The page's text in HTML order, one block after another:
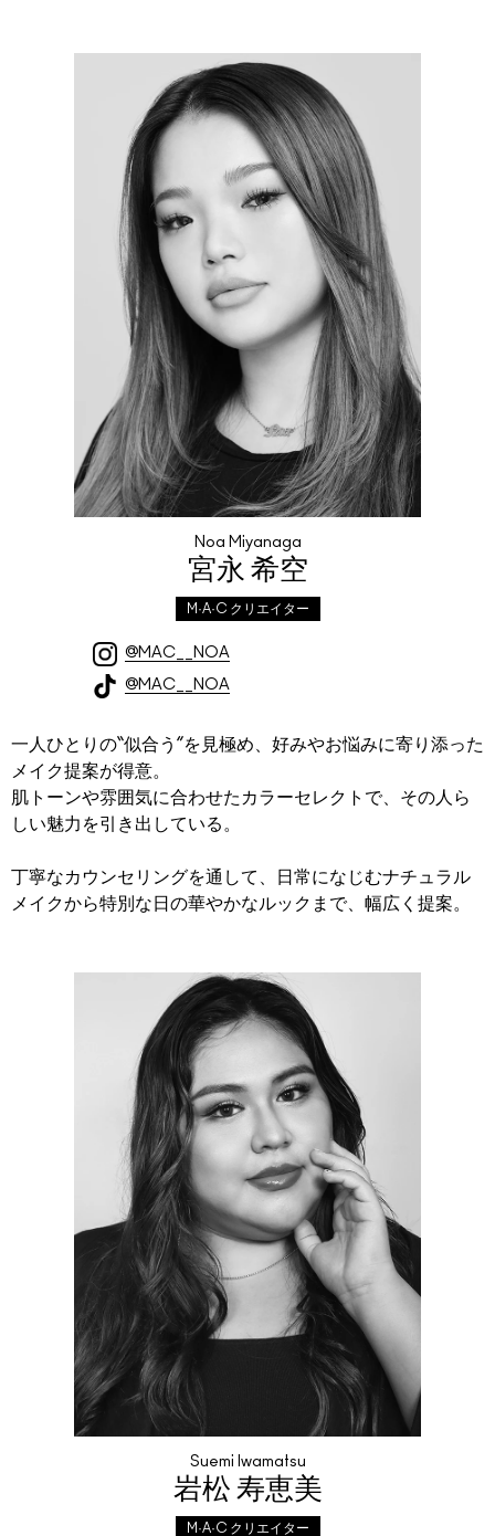
Noa Miyanaga
宮永 希空
M·A·C クリエイター
@MAC__NOA
@MAC__NOA
一人ひとりの“似合う”を見極め、好みやお悩みに寄り添った
メイク提案が得意。
肌トーンや雰囲気に合わせたカラーセレクトで、その人ら
しい魅力を引き出している。
丁寧なカウンセリングを通して、日常になじむナチュラル
メイクから特別な日の華やかなルックまで、幅広く提案。
Suemi Iwamatsu
岩松 寿恵美
M·A·C クリエイター